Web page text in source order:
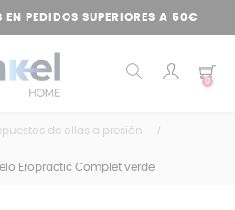
PEDIDOS SUPERIORES A 50€
0
de ollas a presión
Eropractic Complet verde